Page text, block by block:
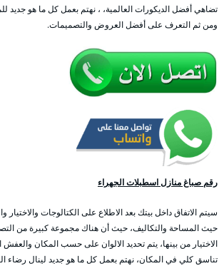
تضاهي أفضل الديكورات العالمية، ، نهتم بعمل كل ما هو جديد
ومن ثم التعرف على أفضل العروض والتصميمات.
رقم صباغ منازل اسطبلات الجهراء
سيتم الاتفاق داخل بيتك بعد الاطلاع على الكتالوجات
حيث المساحة والتكاليف، حيث أن هناك مجموعة كبيرة من
الاختيار من بينها، يتم تحديد الالوان على حسب المكان
تناسق كلي في المكان، نهتم بعمل كل ما هو جديد لينال رضاء